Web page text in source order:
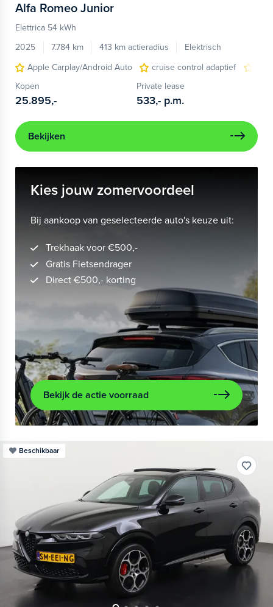
Alfa Romeo Junior
Elettrica 54 kWh
2025
7.784 km 413 km actieradius
Elektrisch
Apple Carplay/Android Auto
cruise control adaptief
Kopen
25.895,-
Private lease
533,- p.m.
Bekijken
Kies jouw zomervoordeel
Bij aankoop van geselecteerde auto's keuze uit:
Trekhaak voor €500,-
Gratis Fietsendrager
Direct €500,- korting
Bekijk de actie voorraad
Beschikbaar